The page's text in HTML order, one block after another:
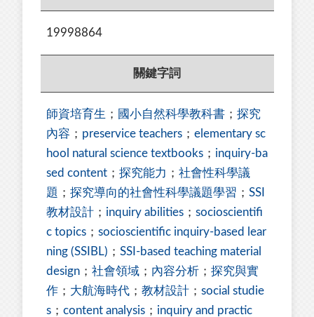
19998864
關鍵字詞
師資培育生 ； 國小自然科學教科書 ； 探究
內容 ； preservice teachers ； elementary sc
hool natural science textbooks ； inquiry-ba
sed content ； 探究能力 ； 社會性科學議
題 ； 探究導向的社會性科學議題學習 ； SSI
教材設計 ； inquiry abilities ； socioscientifi
c topics ； socioscientific inquiry-based lear
ning (SSIBL) ； SSI-based teaching material
design ； 社會領域 ； 內容分析 ； 探究與實
作 ； 大航海時代 ； 教材設計 ； social studie
s ； content analysis ； inquiry and practic